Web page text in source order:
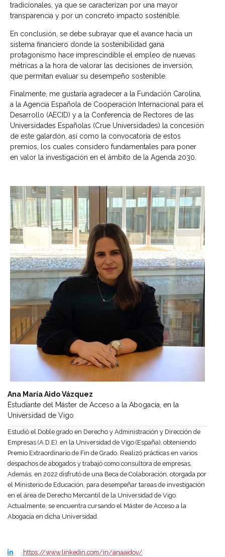
tradicionales, ya que se caracterizan por una mayor
transparencia y por un concreto impacto sostenible.
En conclusión, se debe subrayar que el avance hacia un
sistema financiero donde la sostenibilidad gana
protagonismo hace imprescindible el empleo de nuevas
métricas a la hora de valorar las decisiones de inversión,
que permitan evaluar su desempeño sostenible.
Finalmente, me gustaría agradecer a la Fundación Carolina,
a la Agencia Española de Cooperación Internacional para el
Desarrollo (AECID) y a la Conferencia de Rectores de las
Universidades Españolas (Crue Universidades) la concesión
de este galardón, así como la convocatoria de estos
premios, los cuales considero fundamentales para poner
en valor la investigación en el ámbito de la Agenda 2030.
Ana María Aido Vázquez
Estudiante del Máster de Acceso a la Abogacía, en la
Universidad de Vigo
Estudió el Doble grado en Derecho y Administración y Dirección de
Empresas (A.D.E). en la Universidad de Vigo (España), obteniendo
Premio Extraordinario de Fin de Grado. Realizó prácticas en varios
despachos de abogados y trabajó como consultora de empresas.
Además, en 2022 disfrutó de una Beca de Colaboración, otorgada por
el Ministerio de Educación, para desempeñar tareas de investigación
en el área de Derecho Mercantil de la Universidad de Vigo.
Actualmente, se encuentra cursando el Máster de Acceso a la
Abogacía en dicha Universidad.
https://www.linkedin.com/in/anaaidov/